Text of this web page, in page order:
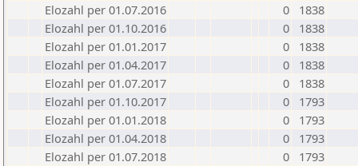
Elozahl per 01.07.2016
0
1838
Elozahl per 01.10.2016
0
1838
Elozahl per 01.01.2017
0
1838
Elozahl per 01.04.2017
0
1838
Elozahl per 01.07.2017
0
1838
Elozahl per 01.10.2017
0
1793
Elozahl per 01.01.2018
0
1793
Elozahl per 01.04.2018
0
1793
Elozahl per 01.07.2018
0
1793